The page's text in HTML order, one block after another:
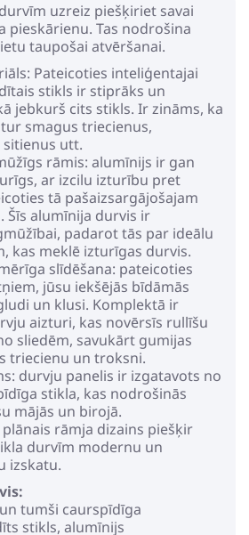
uzreiz piešķiriet savai
pieskārienu. Tas nodrošina
taupošai atvēršanai.
Pateicoties inteliģentajai
stikls ir stiprāks un
jebkurš cits stikls. Ir zināms, ka
smagus triecienus,
utt.
rāmis: alumīnijs ir gan
ar izcilu izturību pret
tā pašaizsargājošajam
Šīs alumīnija durvis ir
padarot tās par ideālu
kas meklē izturīgas durvis.
slīdēšana: pateicoties
jūsu iekšējās bīdāmās
un klusi. Komplektā ir
aizturi, kas novērsīs rullīšu
sliedēm, savukārt gumijas
triecienu un troksni.
durvju panelis ir izgatavots no
stikla, kas nodrošinās
mājās un birojā.
plānais rāmja dizains piešķir
durvīm modernu un
izskatu.
tumši caurspīdīga
stikls, alumīnijs